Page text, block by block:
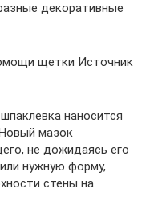
декоративные
щетки Источник
наносится
мазок
не дожидаясь его
нужную форму,
стены на